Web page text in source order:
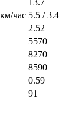
13.7
час 5.5 / 3.4
2.52
5570
8270
8590
0.59
91